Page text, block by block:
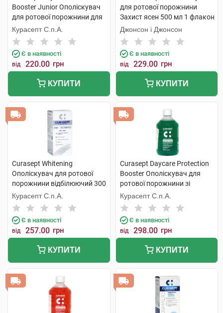
Booster Junior Ополіскувач
для ротової порожнини для
дітей від 7 до 12 років зі
смаком жувальної гумки
250 мл 1 флакон
Курасепт С.п.А.
Є в наявності
від 220.00 грн
КУПИТИ
для ротової порожнини
Захист ясен 500 мл 1 флакон
Джонсон і Джонсон
Є в наявності
від 229.00 грн
КУПИТИ
Curasept Whitening
Ополіскувач для ротової
порожнини відбілюючий 300
мл 1 флакон
Курасепт С.п.А.
Є в наявності
від 257.00 грн
КУПИТИ
Curasept Daycare Protection
Booster Ополіскувач для
ротової порожнини зі
смаком трав'яного буму 500
мл 1 флакон
Курасепт С.п.А.
Є в наявності
від 298.00 грн
КУПИТИ